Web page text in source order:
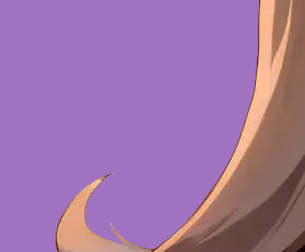
Anatomie